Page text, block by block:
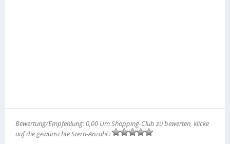
Bewertung/Empfehlung: 0,00 Um Shopping-Club zu bewerten, klicke
auf die gewünschte Stern-Anzahl :